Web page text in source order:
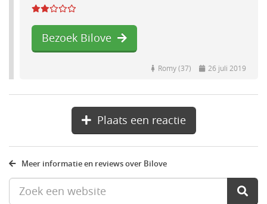
Bezoek Bilove
Romy (37) 26 juli 2019
Plaats een reactie
Meer informatie en reviews over Bilove